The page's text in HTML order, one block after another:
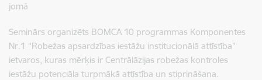
jomā
Seminārs organizēts BOMCA 10 programmas Komponentes
Nr.1 “Robežas apsardzības iestāžu institucionālā attīstība”
ietvaros, kuras mērķis ir Centrālāzijas robežas kontroles
iestāžu potenciāla turpmākā attīstība un stiprināšana.